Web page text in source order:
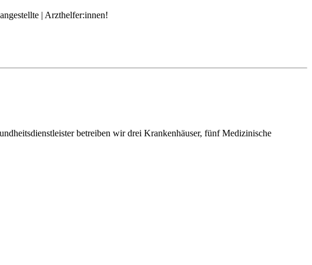
| Arzthelfer:innen!
betreiben wir drei Krankenhäuser, fünf Medizinische